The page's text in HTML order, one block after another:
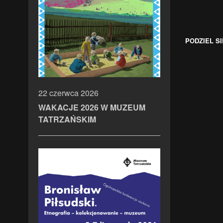
PODZIEL
22 czerwca 2026
WAKACJE 2026 W MUZEUM
TATRZAŃSKIM